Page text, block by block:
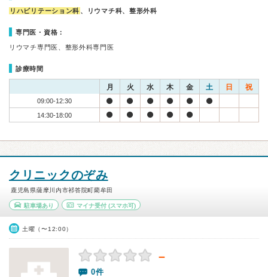
リハビリテーション科 、リウマチ科、整形外科
専門医・資格：
リウマチ専門医、整形外科専門医
診療時間
月 火 水 木 金 土 日 祝
09:00-12:30
14:30-18:00
クリニックのぞみ
鹿児島県薩摩川内市祁答院町藺牟田
駐車場あり マイナ受付(スマホ可)
土曜（〜12:00）
－
0件